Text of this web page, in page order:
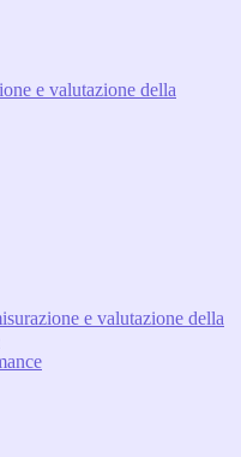
e valutazione della
e valutazione della